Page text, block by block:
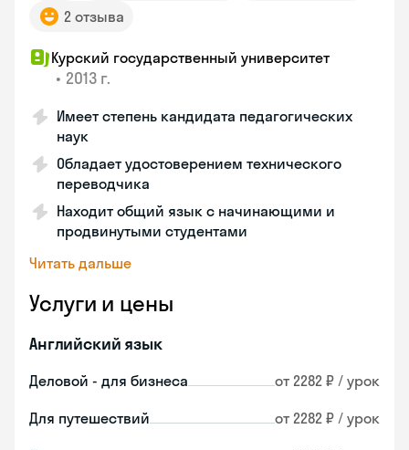
2 отзыва
Курский государственный университет
• 2013 г.
Имеет степень кандидата педагогических
наук
Обладает удостоверением технического
переводчика
Находит общий язык с начинающими и
продвинутыми студентами
Читать дальше
Услуги и цены
Английский язык
Деловой - для бизнеса от 2282 ₽ / урок
Для путешествий от 2282 ₽ / урок